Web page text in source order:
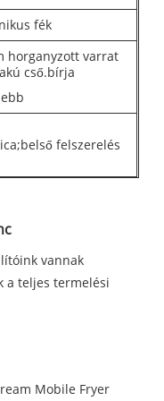
fék
horganyzott varrat
cső.bírja
felszerelés
vannak
a teljes termelési
Mobile Fryer